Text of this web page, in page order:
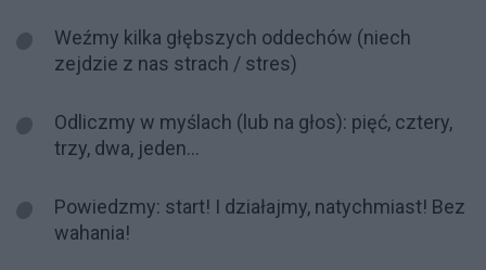
Weźmy kilka głębszych oddechów (niech
zejdzie z nas strach / stres)
Odliczmy w myślach (lub na głos): pięć, cztery,
trzy, dwa, jeden…
Powiedzmy: start! I działajmy, natychmiast! Bez
wahania!